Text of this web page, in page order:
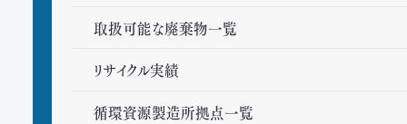
取扱可能な廃棄物一覧
リサイクル実績
循環資源製造所拠点一覧